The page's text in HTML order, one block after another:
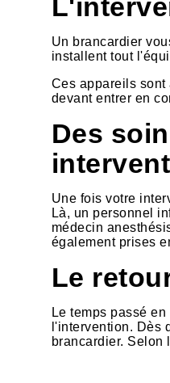
Un brancardier
installent tout
Ces appareils sont
devant entrer en
Des
Une fois votre
Là, un personnel
médecin
également prises
Le
Le temps passé
l'intervention. Dès
brancardier. Selon